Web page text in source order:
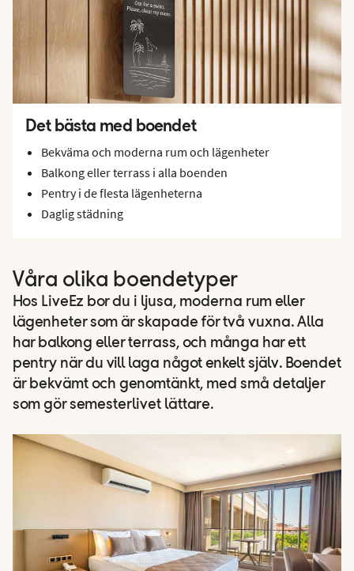
Det bästa med boendet
Bekväma och moderna rum och lägenheter
Balkong eller terrass i alla boenden
Pentry i de flesta lägenheterna
Daglig städning
Våra olika boendetyper
Hos LiveEz bor du i ljusa, moderna rum eller
lägenheter som är skapade för två vuxna. Alla
har balkong eller terrass, och många har ett
pentry när du vill laga något enkelt själv. Boendet
är bekvämt och genomtänkt, med små detaljer
som gör semesterlivet lättare.